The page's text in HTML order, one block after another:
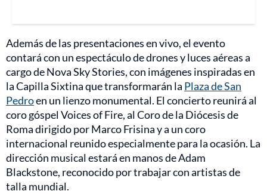
Además de las presentaciones en vivo, el evento
contará con un espectáculo de drones y luces aéreas a
cargo de Nova Sky Stories, con imágenes inspiradas en
la Capilla Sixtina que transformarán la Plaza de San
Pedroen un lienzo monumental. El concierto reunirá al
coro góspel Voices of Fire, al Coro de la Diócesis de
Roma dirigido por Marco Frisina y a un coro
internacional reunido especialmente para la ocasión. La
dirección musical estará en manos de Adam
Blackstone, reconocido por trabajar con artistas de
talla mundial.